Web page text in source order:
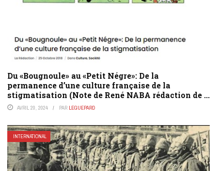
Du «Bougnoule» au «Petit Négre»: De la
permanence d’une culture française de la
stigmatisation (Note de René NABA rédaction de ...
AVRIL 20, 2024 PAR LEGUEPARD
INTERNATIONAL